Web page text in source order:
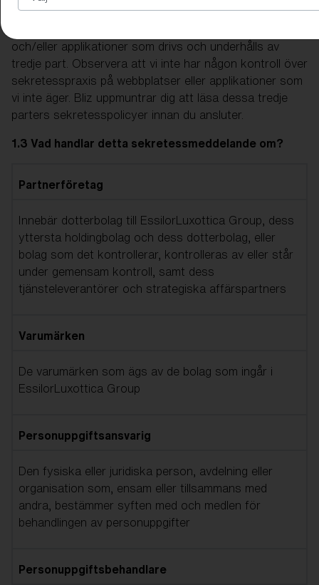
och/eller applikationer som drivs och underhålls av
tredje part. Observera att vi inte har någon kontroll över
sekretesspraxis på webbplatser eller applikationer som
vi inte äger. Bliz uppmuntrar dig att läsa dessa tredje
parters sekretesspolicyer innan du ansluter.
1.3 Vad handlar detta sekretessmeddelande om?
Partnerföretag
Innebär dotterbolag till EssilorLuxottica Group, dess
yttersta holdingbolag och dess dotterbolag, eller
bolag som det kontrollerar, kontrolleras av eller står
under gemensam kontroll, samt dess
tjänsteleverantörer och strategiska affärspartners
Varumärken
De varumärken som ägs av de bolag som ingår i
EssilorLuxottica Group
Personuppgiftsansvarig
Den fysiska eller juridiska person, avdelning eller
organisation som, ensam eller tillsammans med
andra, bestämmer syften med och medlen för
behandlingen av personuppgifter
Personuppgiftsbehandlare